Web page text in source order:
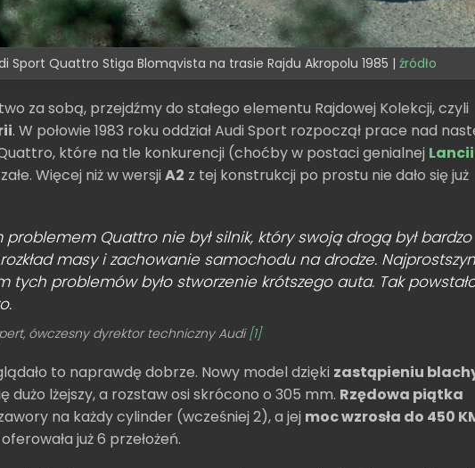
Sport Quattro Stiga Blomqvista na trasie Rajdu Akropolu 1985 |źródło
za sobą, przejdźmy do stałego elementu Rajdowej Kolekcji, czyli
. W połowie 1983 roku oddział Audi Sport rozpoczął prace nad
które na tle konkurencji (choćby w postaci genialnej
Więcej niż w wersji A2 z tej konstrukcji po prostu nie dało się już
problemem Quattro nie był silnik, który swoją drogą był bardzo
masy i zachowanie samochodu na drodze.
tych problemów było stworzenie krótszego auta. Tak
ówczesny dyrektor techniczny Audi[1]
to naprawdę dobrze. Nowy model dzięki zastąpieniu
dużo lżejszy, a rozstaw osi skrócono o 305 mm. Rzędowa piątka
na każdy cylinder (wcześniej 2), a jej moc wzrosła do 450
już 6 przełożeń.